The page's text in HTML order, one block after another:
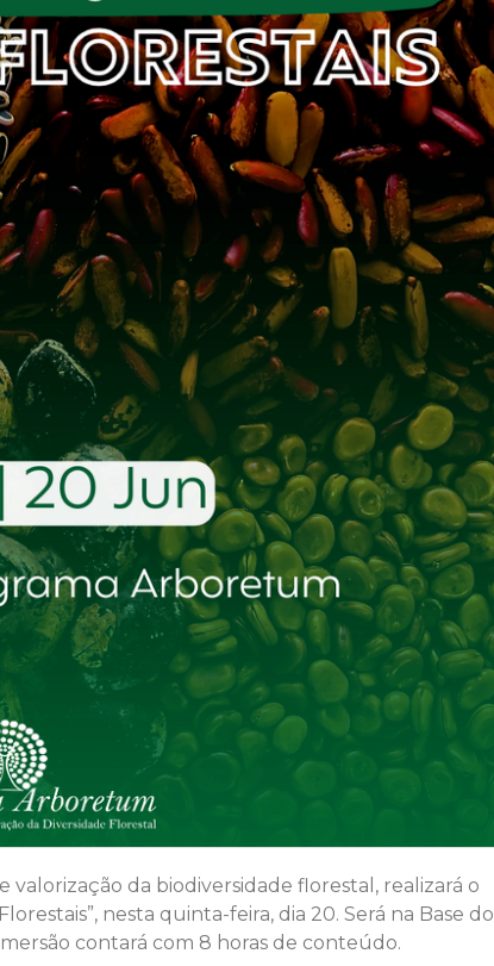
da biodiversidade florestal, realizará o
nesta quinta-feira, dia 20. Será na Base do
contará com 8 horas de conteúdo.